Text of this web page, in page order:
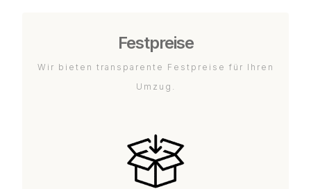
Festpreise
Wir bieten transparente Festpreise für Ihren
Umzug.